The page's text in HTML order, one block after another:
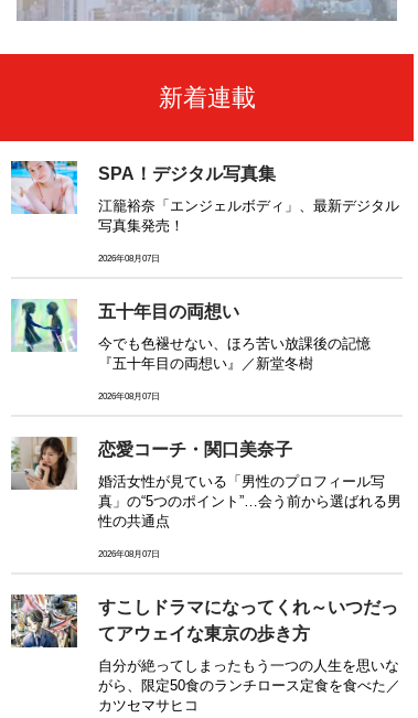
新着連載
SPA！デジタル写真集
江籠裕奈「エンジェルボディ」、最新デジタル
写真集発売！
2026年08月07日
五十年目の両想い
今でも色褪せない、ほろ苦い放課後の記憶
『五十年目の両想い』／新堂冬樹
2026年08月07日
恋愛コーチ・関口美奈子
婚活女性が見ている「男性のプロフィール写
真」の“5つのポイント”…会う前から選ばれる男
性の共通点
2026年08月07日
すこしドラマになってくれ～いつだっ
てアウェイな東京の歩き方
自分が絶ってしまったもう一つの人生を思いな
がら、限定50食のランチロース定食を食べた／
カツセマサヒコ